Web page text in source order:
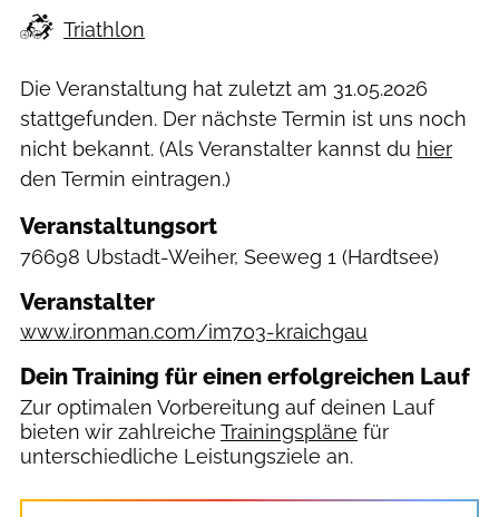
Triathlon
Die Veranstaltung hat zuletzt am 31.05.2026
stattgefunden. Der nächste Termin ist uns noch
nicht bekannt. (Als Veranstalter kannst du hier
den Termin eintragen.)
Veranstaltungsort
76698 Ubstadt-Weiher, Seeweg 1 (Hardtsee)
Veranstalter
www.ironman.com/im703-kraichgau
Dein Training für einen erfolgreichen Lauf
Zur optimalen Vorbereitung auf deinen Lauf
bieten wir zahlreiche Trainingspläne für
unterschiedliche Leistungsziele an.